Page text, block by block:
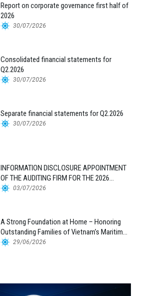
Report on corporate governance first half of
2026
30/07/2026
Consolidated financial statements for
Q2.2026
30/07/2026
Separate financial statements for Q2.2026
30/07/2026
INFORMATION DISCLOSURE APPOINTMENT
OF THE AUDITING FIRM FOR THE 2026
FINANCIAL STATEMENTS
03/07/2026
A Strong Foundation at Home – Honoring
Outstanding Families of Vietnam’s Maritime
Workforce
29/06/2026